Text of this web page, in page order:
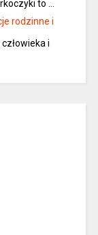
to …
rodzinne i
i